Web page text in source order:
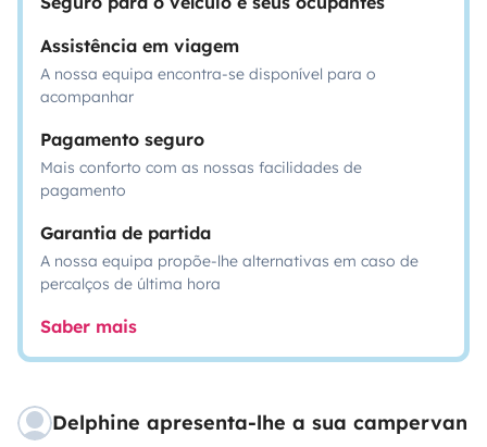
Assistência em viagem
A nossa equipa encontra-se disponível para o
acompanhar
Pagamento seguro
Mais conforto com as nossas facilidades de
pagamento
Garantia de partida
A nossa equipa propõe-lhe alternativas em caso de
percalços de última hora
Saber mais
Delphine apresenta-lhe a sua campervan